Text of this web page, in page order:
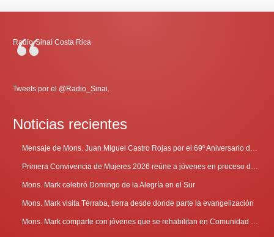
Radio-Sinaí Costa Rica
Tweets por el @Radio_Sinai.
Noticias recientes
Mensaje de Mons. Juan Miguel Castro Rojas por el 69º Aniversario de Radio Sinaí
Primera Convivencia de Mujeres 2026 reúne a jóvenes en proceso de discernimiento vocacional
Mons. Mark celebró Domingo de la Alegría en el Sur
Mons. Mark visita Térraba, tierra desde donde parte la evangelización
Mons. Mark comparte con jóvenes que se rehabilitan en Comunidad Cenáculo